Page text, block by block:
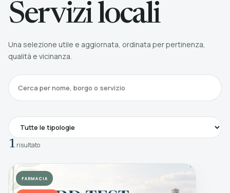
Servizi locali
Una selezione utile e aggiornata, ordinata per pertinenza,
qualità e vicinanza.
1 risultato
FARMACIA